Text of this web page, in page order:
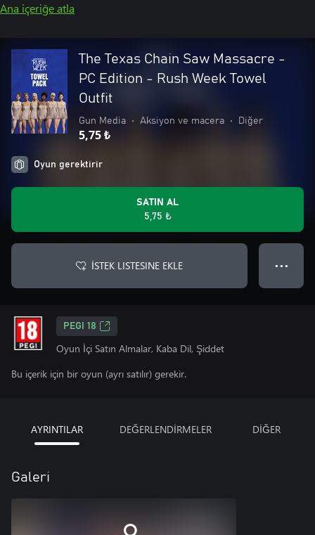
Ana içeriğe atla
The Texas Chain Saw Massacre -
PC Edition - Rush Week Towel
Outfit
Gun Media • Aksiyon ve macera • Diğer
5,75 ₺
Oyun gerektirir
SATIN AL
5,75 ₺
İSTEK LISTESINE EKLE ● ● ●
PEGI 18
Oyun İçi Satın Almalar, Kaba Dil, Şiddet
Bu içerik için bir oyun (ayrı satılır) gerekir.
AYRINTILAR DEĞERLENDİRMELER DİĞER
Galeri